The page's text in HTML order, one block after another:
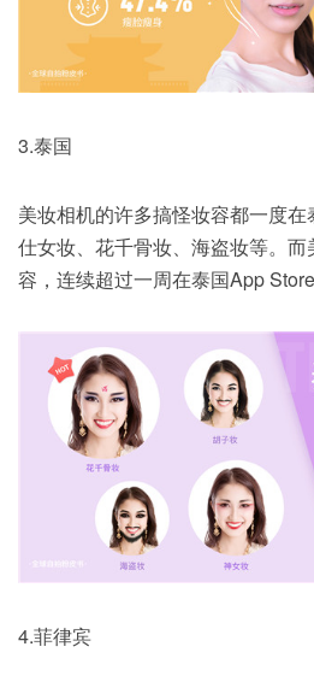
3.泰国
美妆相机的许多搞怪妆容都一度在
仕女妆、花千骨妆、海盗妆等。
容，连续超过一周在泰国App
4.菲律宾